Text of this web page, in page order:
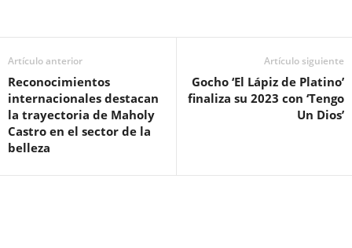
Artículo anterior
Reconocimientos
internacionales destacan
la trayectoria de Maholy
Castro en el sector de la
belleza
Artículo siguiente
Gocho ‘El Lápiz de Platino’
finaliza su 2023 con ‘Tengo
Un Dios’